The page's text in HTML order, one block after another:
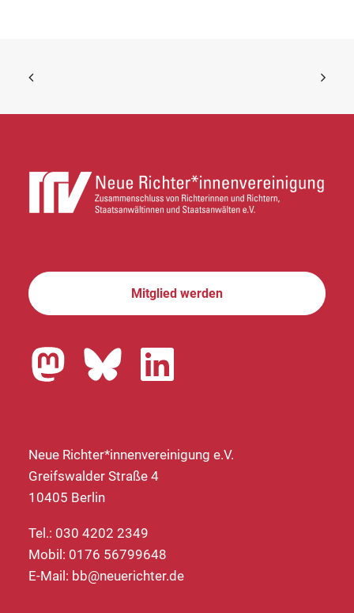
Mitglied werden
Neue Richter*innenvereinigung e.V.
Greifswalder Straße 4
10405 Berlin
Tel.: 030 4202 2349
Mobil: 0176 56799648
E-Mail: bb@neuerichter.de